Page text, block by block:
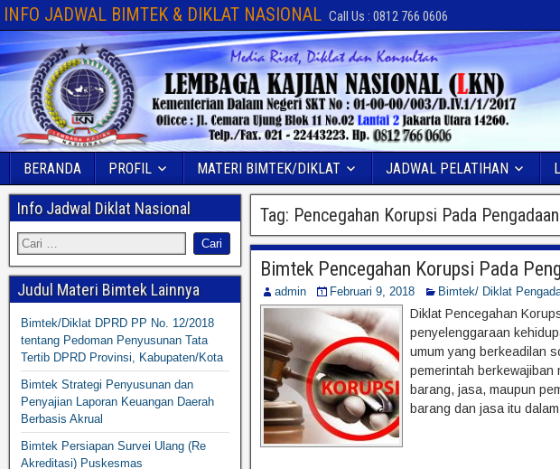
INFO JADWAL BIMTEK & DIKLAT NASIONAL Call Us : 0812 766 0606
BERANDA PROFIL MATERI BIMTEK/DIKLAT JADWAL PELATIHAN
Tag: Pencegahan Korupsi Pada
Bimtek Pencegahan Korupsi Pada
admin Februari 9, 2018 Bimtek/ Diklat
Diklat Pencegahan
penyelenggaraan
umum yang berkeadilan
pemerintah berkewajiban
barang, jasa, maupun
barang dan jasa itu
Info Jadwal Diklat Nasional
Judul Materi Bimtek Lainnya
Bimtek/Diklat DPRD PP No. 12/2018
tentang Pedoman Penyusunan Tata
Tertib DPRD Provinsi, Kabupaten/Kota
Bimtek Strategi Penyusunan dan
Penyajian Laporan Keuangan Daerah
Berbasis Akrual
Bimtek Persiapan Survei Ulang (Re
Akreditasi) Puskesmas